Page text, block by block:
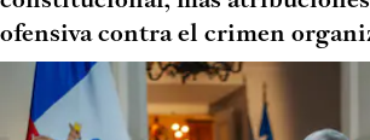
ofensiva contra el crimen